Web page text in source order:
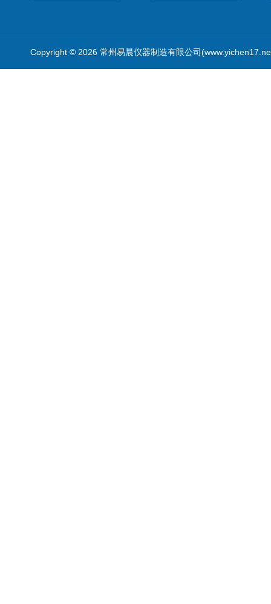
Copyright © 2026 常州易晨仪器制造有限公司